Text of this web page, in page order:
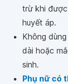
trừ khi
huyết áp.
Không
dài hoặc
sinh.
Phụ nữ có